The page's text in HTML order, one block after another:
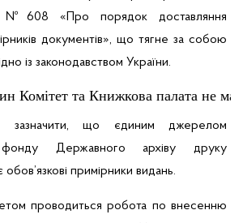
«Про порядок доставляння
документів», що тягне за собою
із законодавством України.
Комітет та Книжкова палата не
зазначити, що єдиним джерелом
фонду Державного архіву друку
примірники видань.
проводиться робота по внесенню